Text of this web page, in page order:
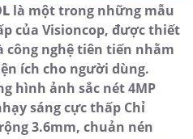
là một trong những mẫu
của Visioncop, được thiết
nghệ tiên tiến nhằm
ích cho người dùng.
hình ảnh sắc nét 4MP
sáng cực thấp Chỉ
3.6mm, chuản nén